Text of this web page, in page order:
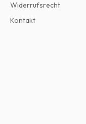
Widerrufsrecht
Kontakt